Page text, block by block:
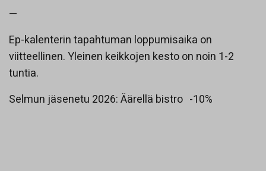
—
Ep-kalenterin tapahtuman loppumisaika on
viitteellinen. Yleinen keikkojen kesto on noin 1-2
tuntia.
Selmun jäsenetu 2026: Äärellä bistro -10%